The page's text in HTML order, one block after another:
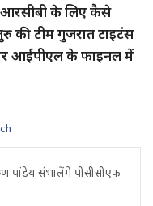
के लिए कैसे
की टीम गुजरात टाइटंस
आईपीएल के फाइनल में
पांडेय संभालेंगे पीसीसीएफ